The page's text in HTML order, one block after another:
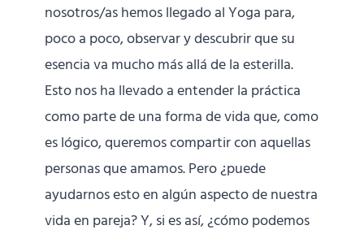
nosotros/as hemos llegado al Yoga para,
poco a poco, observar y descubrir que su
esencia va mucho más allá de la esterilla.
Esto nos ha llevado a entender la práctica
como parte de una forma de vida que, como
es lógico, queremos compartir con aquellas
personas que amamos. Pero ¿puede
ayudarnos esto en algún aspecto de nuestra
vida en pareja? Y, si es así, ¿cómo podemos